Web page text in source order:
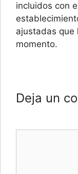
incluidos con
ajustadas que
momento.
Deja un